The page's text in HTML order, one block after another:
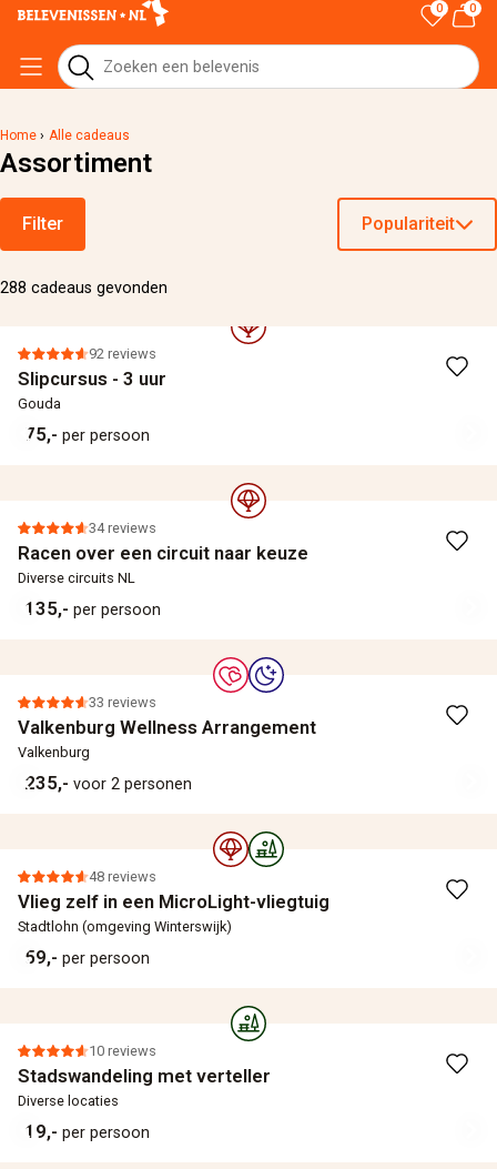
0 0
Home › Alle cadeaus
Assortiment
Filter Populariteit
288 cadeaus gevonden
92 reviews
Slipcursus - 3 uur
Gouda
75,- per persoon
34 reviews
Racen over een circuit naar keuze
Diverse circuits NL
135,- per persoon
33 reviews
Valkenburg Wellness Arrangement
Valkenburg
235,- voor 2 personen
48 reviews
Vlieg zelf in een MicroLight-vliegtuig
Stadtlohn (omgeving Winterswijk)
59,- per persoon
10 reviews
Stadswandeling met verteller
Diverse locaties
19,- per persoon